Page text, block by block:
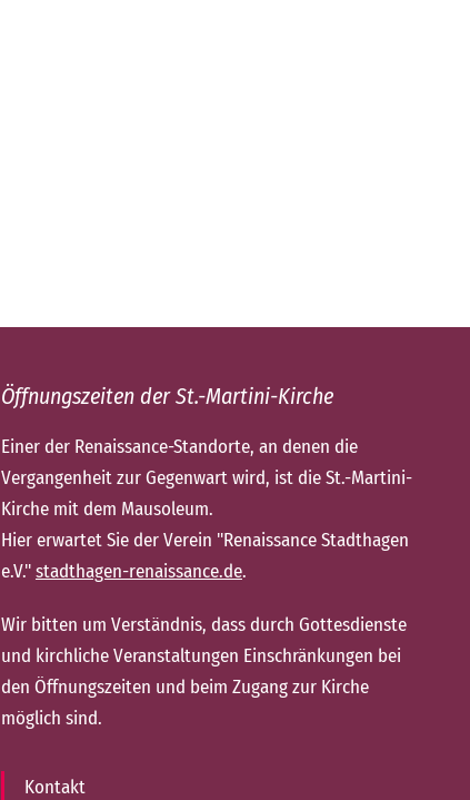
Öffnungszeiten der St.-Martini-Kirche
Einer der Renaissance-Standorte, an denen die
Vergangenheit zur Gegenwart wird, ist die St.-Martini-
Kirche mit dem Mausoleum.
Hier erwartet Sie der Verein "Renaissance Stadthagen
e.V."stadthagen-renaissance.de.
Wir bitten um Verständnis, dass durch Gottesdienste
und kirchliche Veranstaltungen Einschränkungen bei
den Öffnungszeiten und beim Zugang zur Kirche
möglich sind.
Kontakt